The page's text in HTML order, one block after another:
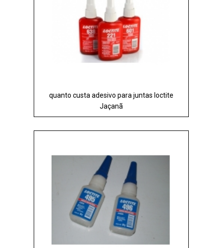
quanto custa adesivo para juntas loctite
Jaçanã